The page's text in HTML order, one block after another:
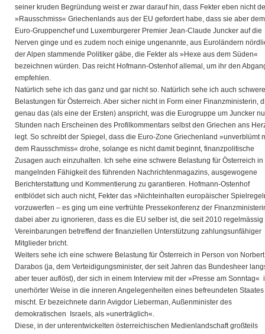
seiner kruden Begründung weist er zwar darauf hin, dass Fekter eben nicht
»Rausschmiss« Griechenlands aus der EU gefordert habe, dass sie aber dem
Euro-Gruppenchef und Luxemburgerer Premier Jean-Claude Juncker auf die
Nerven ginge und es zudem noch einige ungenannte, aus Euroländern
der Alpen stammende Politiker gäbe, die Fekter als »Hexe aus dem Süden«
bezeichnen würden. Das reicht Hofmann-Ostenhof allemal, um ihr den
empfehlen.
Natürlich sehe ich das ganz und gar nicht so. Natürlich sehe ich auch schwere
Belastungen für Österreich. Aber sicher nicht in Form einer Finanzministerin,
genau das (als eine der Ersten) anspricht, was die Eurogruppe um Juncker
Stunden nach Erscheinen des Profilkommentars selbst den Griechen ans
legt. So schreibt der Spiegel, dass die Euro-Zone Griechenland »unverblümt
dem Rausschmiss« drohe, solange es nicht damit beginnt, finanzpolitische
Zusagen auch einzuhalten. Ich sehe eine schwere Belastung für Österreich in
mangelnden Fähigkeit des führenden Nachrichtenmagazins, ausgewogene
Berichterstattung und Kommentierung zu garantieren. Hofmann-Ostenhof
entblödet sich auch nicht, Fekter das »Nichteinhalten europäischer
vorzuwerfen – es ging um eine verfrühte Pressekonferenz der
dabei aber zu ignorieren, dass es die EU selber ist, die seit 2010 regelmässig
Vereinbarungen betreffend der finanziellen Unterstützung zahlungsunfähiger
Mitglieder bricht.
Weiters sehe ich eine schwere Belastung für Österreich in Person von Norbert
Darabos (ja, dem Verteidigungsminister, der seit Jahren das Bundesheer
aber teuer auflöst), der sich in einem Interview mit der »Presse am Sonntag«
unerhörter Weise in die inneren Angelegenheiten eines befreundeten Staates
mischt. Er bezeichnete darin Avigdor Lieberman, Außenminister des
demokratischen Israels, als »unerträglich«.
Diese, in der unterentwickelten österreichischen Medienlandschaft großteils